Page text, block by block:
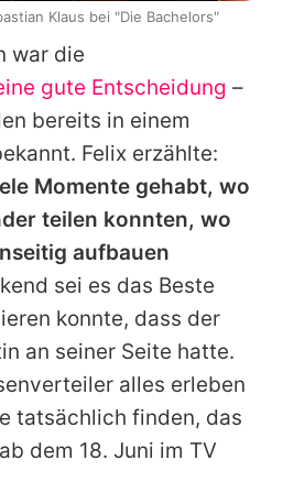
war die
gute Entscheidung –
bereits in einem
Felix erzählte:
Momente gehabt, wo
teilen konnten, wo
aufbauen
sei es das Beste
konnte, dass der
an seiner Seite hatte.
alles erleben
tatsächlich finden, das
dem 18. Juni im TV
Klaus bei "Die Bachelors"